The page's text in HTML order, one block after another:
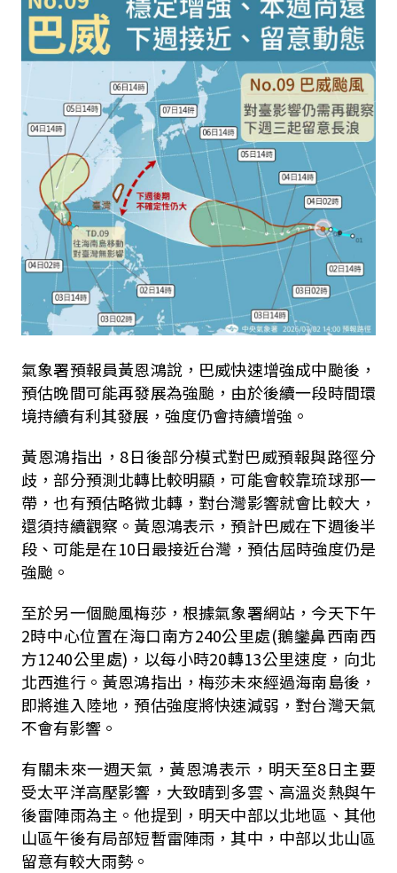
氣象署預報員黃恩鴻說，巴威快速增強成中颱後，
預估晚間可能再發展為強颱，由於後續一段時間環
境持續有利其發展，強度仍會持續增強。
黃恩鴻指出，8日後部分模式對巴威預報與路徑分
歧，部分預測北轉比較明顯，可能會較靠琉球那一
帶，也有預估略微北轉，對台灣影響就會比較大，
還須持續觀察。黃恩鴻表示，預計巴威在下週後半
段、可能是在10日最接近台灣，預估屆時強度仍是
強颱。
至於另一個颱風梅莎，根據氣象署網站，今天下午
2時中心位置在海口南方240公里處(鵝鑾鼻西南西
方1240公里處)，以每小時20轉13公里速度，向北
北西進行。黃恩鴻指出，梅莎未來經過海南島後，
即將進入陸地，預估強度將快速減弱，對台灣天氣
不會有影響。
有關未來一週天氣，黃恩鴻表示，明天至8日主要
受太平洋高壓影響，大致晴到多雲、高溫炎熱與午
後雷陣雨為主。他提到，明天中部以北地區、其他
山區午後有局部短暫雷陣雨，其中，中部以北山區
留意有較大雨勢。